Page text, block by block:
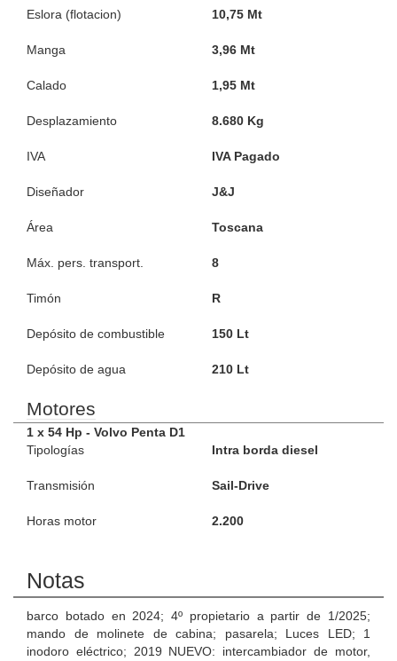
Eslora (flotacion) 10,75 Mt
Manga 3,96 Mt
Calado 1,95 Mt
Desplazamiento 8.680 Kg
IVA IVA Pagado
Diseñador J&J
Área Toscana
Máx. pers. transport. 8
Timón R
Depósito de combustible 150 Lt
Depósito de agua 210 Lt
Motores
1 x 54 Hp - Volvo Penta D1
Tipologías
Intra borda diesel
Transmisión Sail-Drive
Horas motor 2.200
Notas
barco botado en 2024; 4º propietario a partir de 1/2025;
mando de molinete de cabina; pasarela; Luces LED; 1
inodoro eléctrico; 2019 NUEVO: intercambiador de motor,